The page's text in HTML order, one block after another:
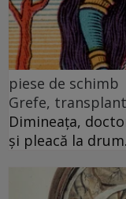
piese de schimb
Grefe,
Dimineața,
și pleacă la drum.